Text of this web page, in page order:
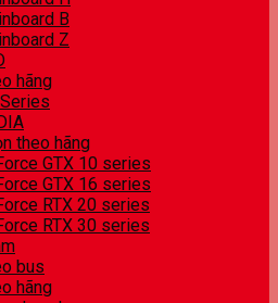
B
Z
hãng
theo hãng
GTX 10 series
GTX 16 series
RTX 20 series
RTX 30 series
bus
hãng